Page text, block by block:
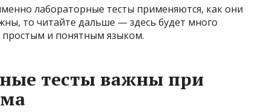
лабораторные тесты применяются, как они
то читайте дальше — здесь будет много
и понятным языком.
тесты важны при